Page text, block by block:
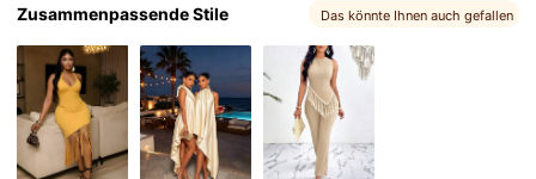
Zusammenpassende Stile Das könnte Ihnen auch gefallen